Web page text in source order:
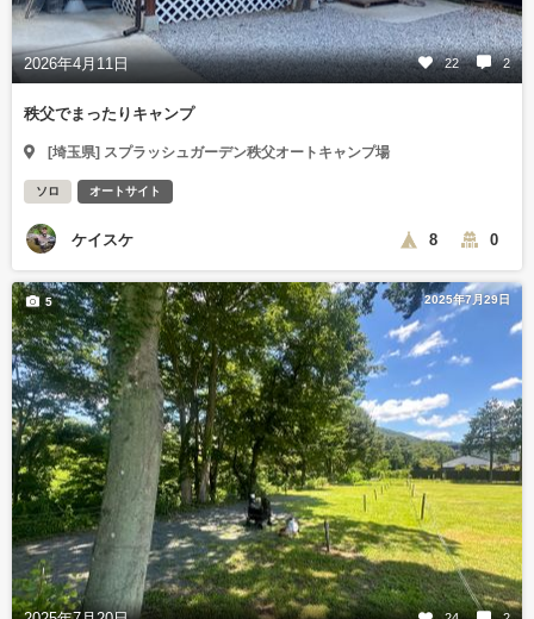
2026年4月11日 22 2
秩父でまったりキャンプ
[埼玉県] スプラッシュガーデン秩父オートキャンプ場
ソロ オートサイト
ケイスケ 8 0
2025年7月29日
5